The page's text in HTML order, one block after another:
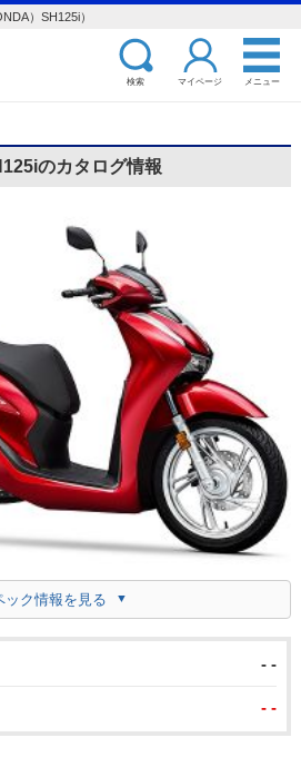
）SH125i）
検索 マイページ メニュー
のカタログ情報
ック情報を見る
- -
- -